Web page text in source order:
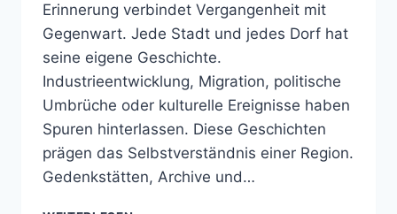
Erinnerung verbindet Vergangenheit mit
Gegenwart. Jede Stadt und jedes Dorf hat
seine eigene Geschichte.
Industrieentwicklung, Migration, politische
Umbrüche oder kulturelle Ereignisse haben
Spuren hinterlassen. Diese Geschichten
prägen das Selbstverständnis einer Region.
Gedenkstätten, Archive und…